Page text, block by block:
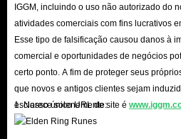
IGGM, incluindo o uso não autorizado do
atividades comerciais com fins lucrativos
Esse tipo de falsificação causou danos à
comercial e oportunidades de negócios
certo ponto. A fim de proteger seus
que novos e antigos clientes sejam
esclarece solenemente:
1. Nosso único URL de site é